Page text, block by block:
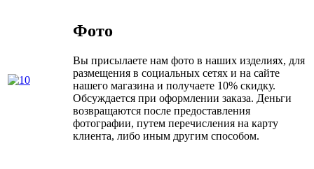
Фото
Вы присылаете нам фото в наших изделиях, для
размещения в социальных сетях и на сайте
нашего магазина и получаете 10% скидку.
Обсуждается при оформлении заказа. Деньги
возвращаются после предоставления
фотографии, путем перечисления на карту
клиента, либо иным другим способом.